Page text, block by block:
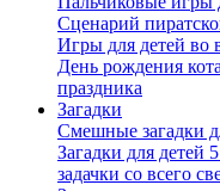
Сценарий
Игры для детей во
День рождения
праздника
Загадки
Смешные загадки
Загадки для детей
задачки со всего